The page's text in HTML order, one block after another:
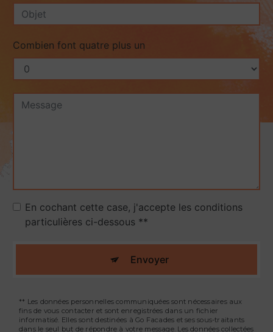
Combien font quatre plus un
En cochant cette case, j'accepte les conditions
particulières ci-dessous **
Envoyer
** Les données personnelles communiquées sont nécessaires aux
fins de vous contacter et sont enregistrées dans un fichier
informatisé. Elles sont destinées à Go Facades et ses sous-traitants
dans le seul but de répondre à votre message. Les données collectées